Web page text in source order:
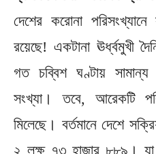
দেশের করোনা
রয়েছে! একটানা ঊর্ধ্বমুখী
গত চব্বিশ ঘণ্টায়
সংখ্যা। তবে, আরেকটি
মিলেছে। বর্তমানে দেশে
২ লক্ষ ৭৩ হাজার ৮৮৯। যা